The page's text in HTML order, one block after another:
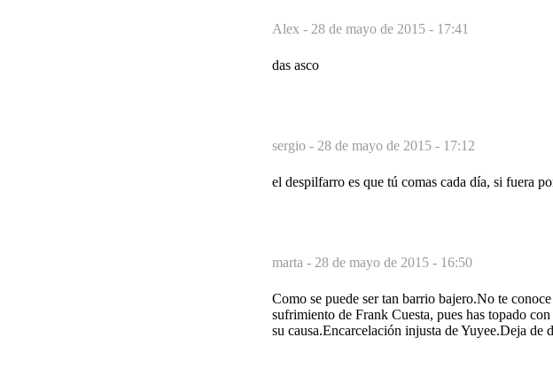
Alex - 28 de mayo de 2015 - 17:41
das asco
sergio - 28 de mayo de 2015 - 17:12
el despilfarro es que tú comas cada día, si fuera
marta - 28 de mayo de 2015 - 16:50
Como se puede ser tan barrio bajero.No te
sufrimiento de Frank Cuesta, pues has topado
su causa.Encarcelación injusta de Yuyee.Deja